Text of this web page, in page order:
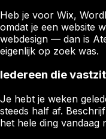
Heb je voor Wix,
omdat je een website
webdesign — dan is
eigenlijk op zoek was.
Iedereen die
Je hebt je weken
steeds half af.
het hele ding vandaag